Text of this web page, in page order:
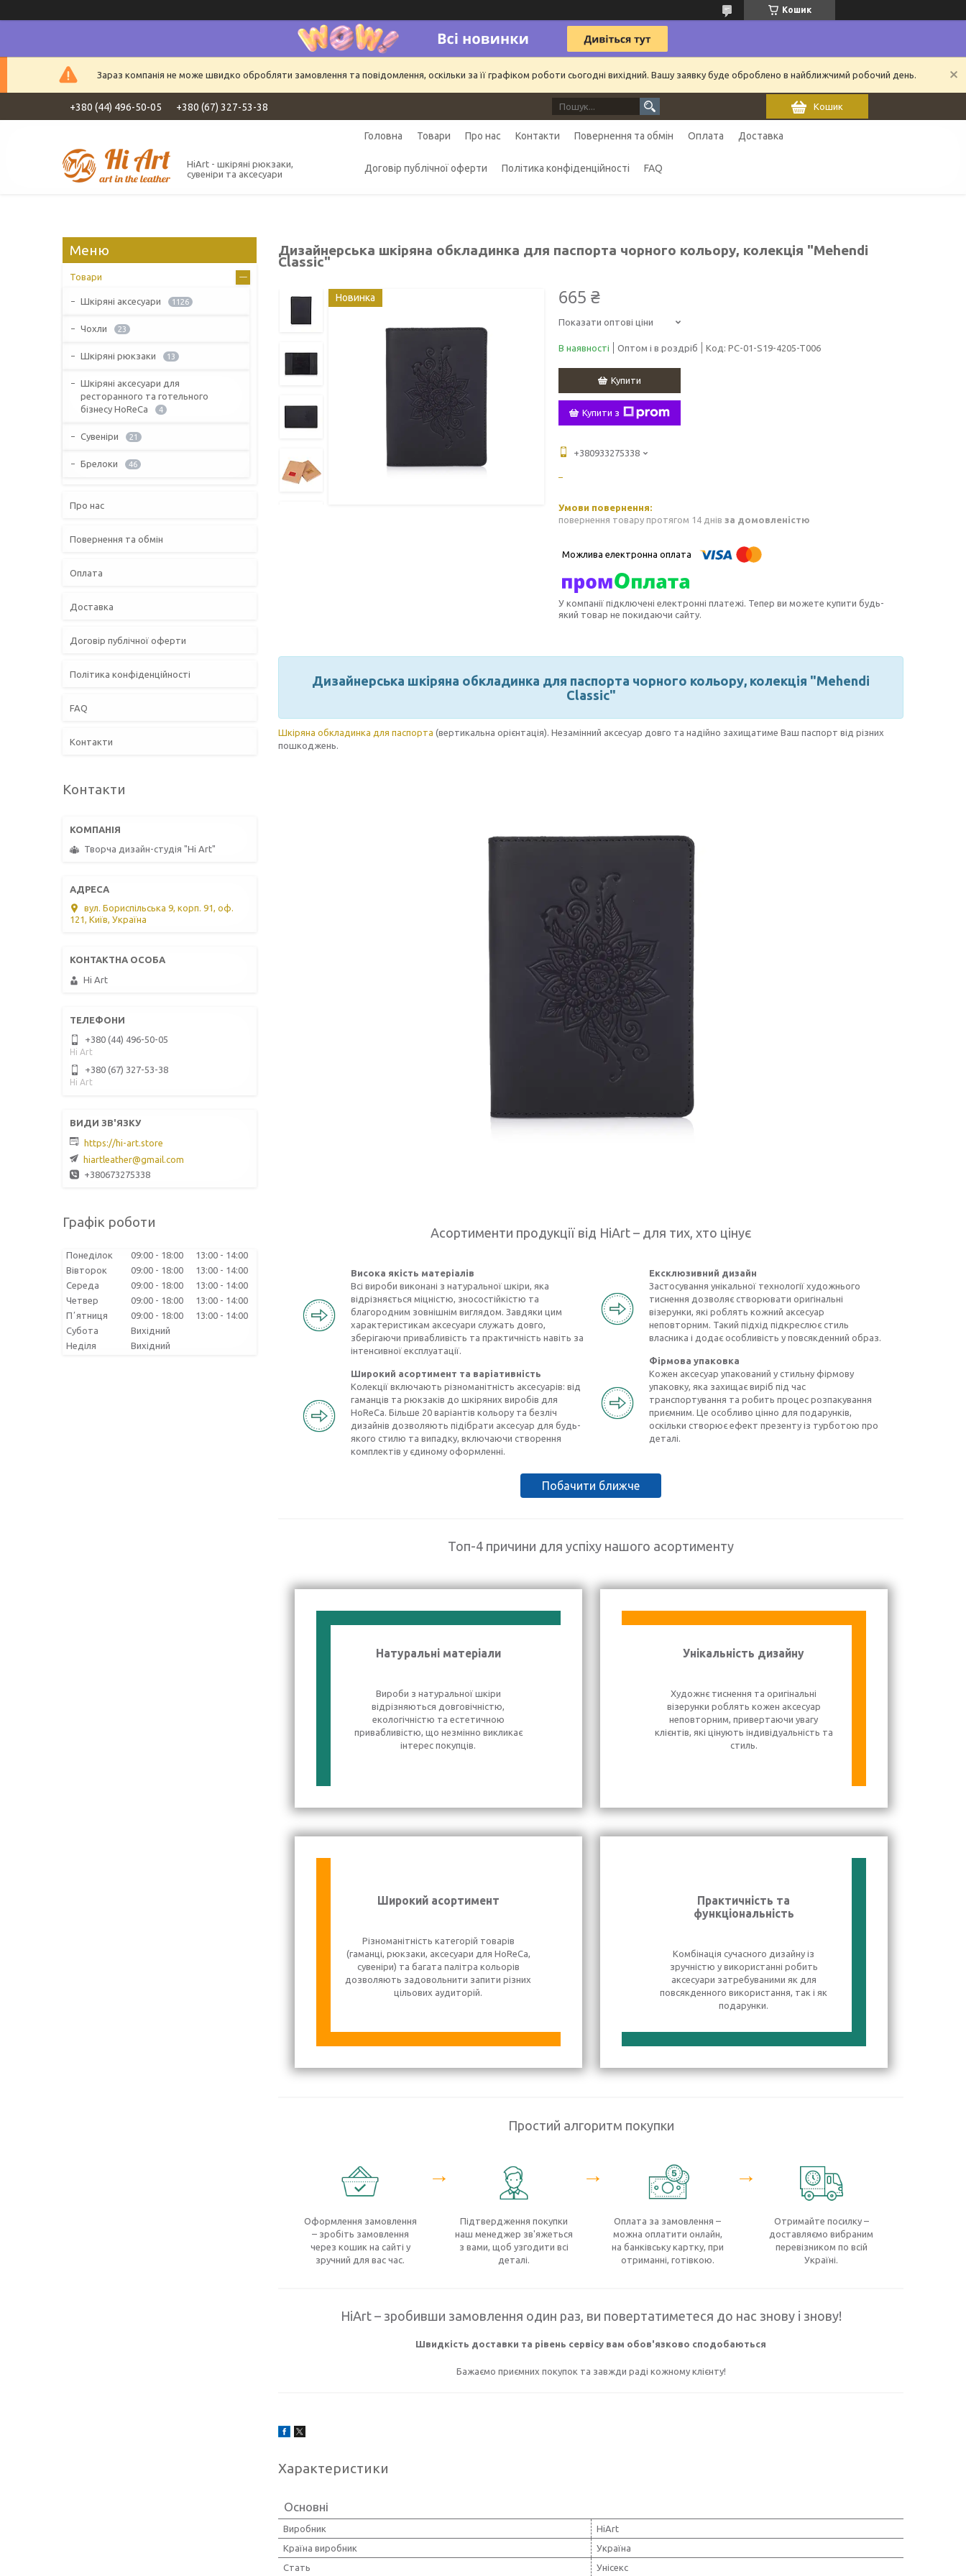
Кошик
Зараз компанія не може швидко обробляти замовлення та повідомлення, оскільки за її графіком роботи сьогодні вихідний. Вашу заявку буде оброблено в найближчимй робочий день.
+380 (44) 496-50-05 +380 (67) 327-53-38 Кошик
HiArt - шкіряні рюкзаки,
сувеніри та аксесуари
Головна Товари Про нас Контакти Повернення та обмін Оплата Доставка
Договір публічної оферти Політика конфіденційності FAQ
Дизайнерська шкіряна обкладинка для паспорта чорного кольору, колекція "Mehendi
Classic"
Новинка 665 ₴
Показати оптові ціни
В наявності Оптом і в роздріб Код: PC-01-S19-4205-T006
Купити
Купити з
+380933275338
повернення товару протягом 14 днів за домовленістю
У компанії підключені електронні платежі. Тепер ви можете купити будь-
який товар не покидаючи сайту.
Дизайнерська шкіряна обкладинка для паспорта чорного кольору, колекція "Mehendi
Classic"
Шкіряна обкладинка для паспорта (вертикальна орієнтація). Незамінний аксесуар довго та надійно захищатиме Ваш паспорт від різних
пошкоджень.
Асортименти продукції від HiArt – для тих, хто цінує
Висока якість матеріалів
Всі вироби виконані з натуральної шкіри, яка
відрізняється міцністю, зносостійкістю та
благородним зовнішнім виглядом. Завдяки цим
характеристикам аксесуари служать довго,
зберігаючи привабливість та практичність навіть за
інтенсивної експлуатації.
Широкий асортимент та варіативність
Колекції включають різноманітність аксесуарів: від
гаманців та рюкзаків до шкіряних виробів для
HoReCa. Більше 20 варіантів кольору та безліч
дизайнів дозволяють підібрати аксесуар для будь-
якого стилю та випадку, включаючи створення
комплектів у єдиному оформленні.
Ексклюзивний дизайн
Застосування унікальної технології художнього
тиснення дозволяє створювати оригінальні
візерунки, які роблять кожний аксесуар
неповторним. Такий підхід підкреслює стиль
власника і додає особливість у повсякденний образ.
Фірмова упаковка
Кожен аксесуар упакований у стильну фірмову
упаковку, яка захищає виріб під час
транспортування та робить процес розпакування
приємним. Це особливо цінно для подарунків,
оскільки створює ефект презенту із турботою про
деталі.
Побачити ближче
Топ-4 причини для успіху нашого асортименту
Натуральні матеріали
Вироби з натуральної шкіри
відрізняються довговічністю,
екологічністю та естетичною
привабливістю, що незмінно викликає
інтерес покупців.
Унікальність дизайну
Художнє тиснення та оригінальні
візерунки роблять кожен аксесуар
неповторним, привертаючи увагу
клієнтів, які цінують індивідуальність та
стиль.
Широкий асортимент
Різноманітність категорій товарів
(гаманці, рюкзаки, аксесуари для HoReCa,
сувеніри) та багата палітра кольорів
дозволяють задовольнити запити різних
цільових аудиторій.
Практичність та
функціональність
Комбінація сучасного дизайну із
зручністю у використанні робить
аксесуари затребуваними як для
повсякденного використання, так і як
подарунки.
Простий алгоритм покупки
Оформлення замовлення
– зробіть замовлення
через кошик на сайті у
зручний для вас час.
→
Підтвердження покупки
наш менеджер зв'яжеться
з вами, щоб узгодити всі
деталі.
→
Оплата за замовлення –
можна оплатити онлайн,
на банківську картку, при
отриманні, готівкою.
→
Отримайте посилку –
доставляємо вибраним
перевізником по всій
Україні.
HiArt – зробивши замовлення один раз, ви повертатиметеся до нас знову і знову!
Швидкість доставки та рівень сервісу вам обов'язково сподобаються
Бажаємо приємних покупок та завжди раді кожному клієнту!
Характеристики
Основні
Виробник
HiArt
Країна виробник
Україна
Стать
Унісекс
Товари
Шкіряні аксесуари 1126
Чохли 23
Шкіряні рюкзаки 13
Шкіряні аксесуари для
ресторанного та готельного
бізнесу HoReCa
4
Сувеніри 21
Брелоки 46
Про нас
Повернення та обмін
Оплата
Доставка
Договір публічної оферти
Політика конфіденційності
FAQ
Контакти
Контакти
Творча дизайн-студія "Hi Art"
вул. Бориспільська 9, корп. 91, оф.
121, Київ, Україна
Hi Art
+380 (44) 496-50-05
Hi Art
+380 (67) 327-53-38
Hi Art
https://hi-art.store
hiartleather@gmail.com
+380673275338
Графік роботи
Понеділок 09:00 18:00 13:00
14:00
Вівторок
09:00 18:00 13:00
14:00
Середа
09:00 18:00 13:00
14:00
Четвер
09:00 18:00 13:00
14:00
Пʼятниця
09:00 18:00 13:00
14:00
Субота
Вихідний
Неділя
Вихідний